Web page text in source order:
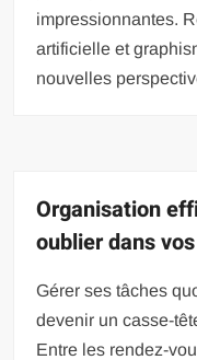
impressionnantes.
artificielle et
nouvelles
Organisation
oublier dans
Gérer ses tâches
devenir un casse-
Entre les rendez-